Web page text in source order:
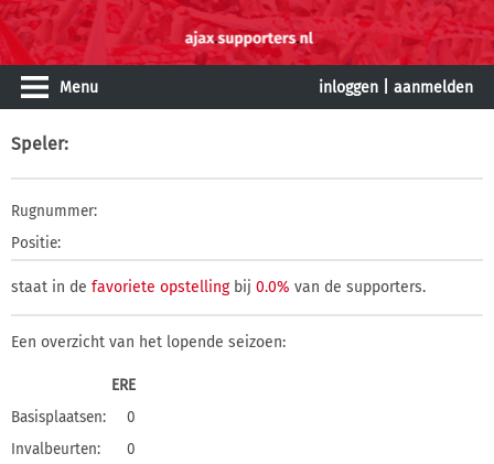
Menu inloggen aanmelden
Speler:
Rugnummer:
Positie:
staat in de favoriete opstellingbij 0.0% van de supporters.
Een overzicht van het lopende seizoen:
ERE
Basisplaatsen:
0
Invalbeurten:
0